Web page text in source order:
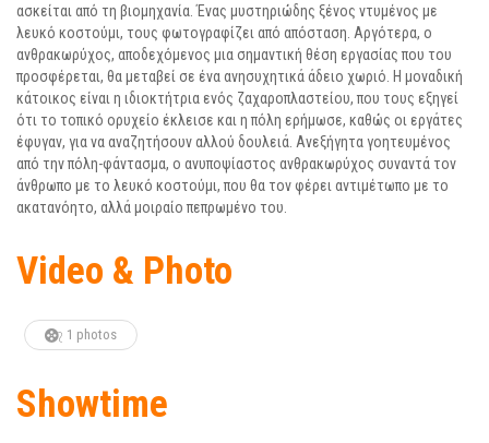
ασκείται από τη βιομηχανία. Ένας μυστηριώδης ξένος ντυμένος με
λευκό κοστούμι, τους φωτογραφίζει από απόσταση. Αργότερα, ο
ανθρακωρύχος, αποδεχόμενος μια σημαντική θέση εργασίας που του
προσφέρεται, θα μεταβεί σε ένα ανησυχητικά άδειο χωριό. Η μοναδική
κάτοικος είναι η ιδιοκτήτρια ενός ζαχαροπλαστείου, που τους εξηγεί
ότι το τοπικό ορυχείο έκλεισε και η πόλη ερήμωσε, καθώς οι εργάτες
έφυγαν, για να αναζητήσουν αλλού δουλειά. Ανεξήγητα γοητευμένος
από την πόλη-φάντασμα, ο ανυποψίαστος ανθρακωρύχος συναντά τον
άνθρωπο με το λευκό κοστούμι, που θα τον φέρει αντιμέτωπο με το
ακατανόητο, αλλά μοιραίο πεπρωμένο του.
Video & Photo
1 photos
Showtime